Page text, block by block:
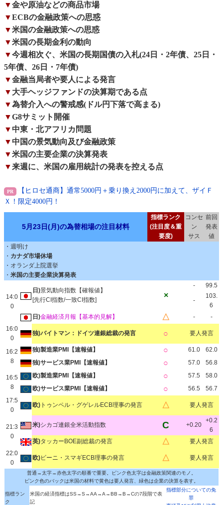
▼金や原油などの商品市場
▼ECBの金融政策への思惑
▼米国の金融政策への思惑
▼米国の長期金利の動向
▼今週相次ぐ、米国の長期国債の入札(24日・2年債、25日・
5年債、26日・7年債)
▼金融当局者や要人による発言
▼ 大手ヘッジファンドの決算期である点
▼為替介入への警戒感(ドル円下落で高まる)
▼G8サミット開催
▼ 中東・北アフリカ問題
▼ 中国の景気動向及び金融政策
▼米国の主要企業の決算発表
▼来週に、米国の雇用統計の発表を控える点
【ヒロセ通商】通常5000円＋乗り換え2000円に加えて、ザイＦ
Ｘ！限定4000円！
5月23日(月)の為替相場の注目材料
指標ランク
(注目度＆重
要度)
コンセ
ン
サス
前回
発表
値
・週明け
・ カナダ市場休場
・オランダ上院選挙
・ 米国の主要企業決算発表
14:0
0
日)景気動向指数【確報値】
[先行CI指数/一致CI指数]
×
- 99.5
-
103.
6
日)金融経済月報【基本的見解】 △ -
-
16:0
0
独)バイトマン：ドイツ連銀総裁の発言 ○ 要人発言
16:2
8
独)製造業PMI【速報値】 ○ 61.0
62.0
独)サービス業PMI【速報値】
○ 57.0 56.8
16:5
8
欧)製造業PMI【速報値】 ○ 57.5
58.0
欧)サービス業PMI【速報値】
○ 56.5
56.7
17:5
0
欧) トゥンペル・グゲレルECB理事の発言 △ 要人発言
21:3
0
米)シカゴ連銀全米活動指数 C +0.20
+0.2
6
英)タッカーBOE副総裁の発言 △
要人発言
22:0
0
欧)ビーニ・スマギECB理事の発言 △ 要人発言
普通→太字→赤色太字の順番で重要。ピンク色太字は金融政策関連のモノ。
ピンク色のバックは米国の材料で黄色は要人発言、緑色は企業の決算を表す。
指標ラン
ク
米国の経済指標はSS→S→AA→A→BB→B→Cの7段階で表
記
指標部分についての免
罪